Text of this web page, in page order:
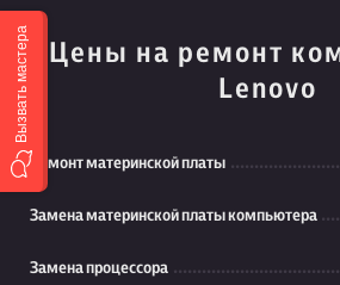
Цены на ремонт
Lenovo
Ремонт материнской платы
Замена материнской платы компьютера
Замена процессора
Вызвать мастера